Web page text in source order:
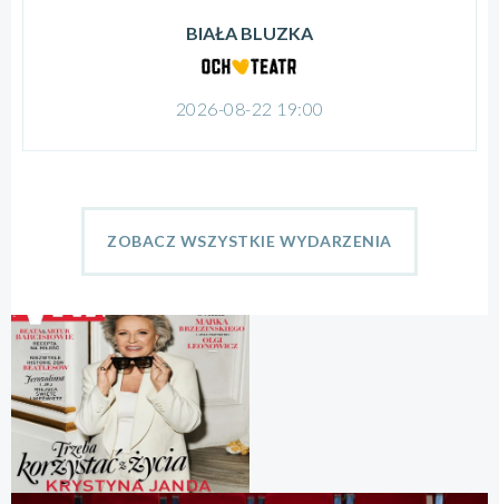
BIAŁA BLUZKA
2026-08-22 19:00
ZOBACZ WSZYSTKIE WYDARZENIA